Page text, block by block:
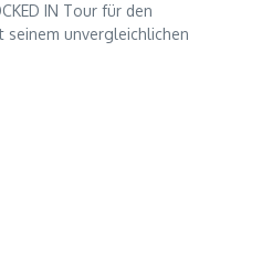
IN Tour für den
seinem unvergleichlichen